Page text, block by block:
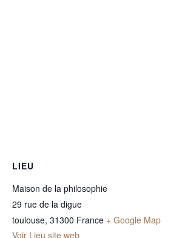
LIEU
Maison de la philosophie
29 rue de la digue
toulouse, 31300 France + Google Map
Voir Lieu site web